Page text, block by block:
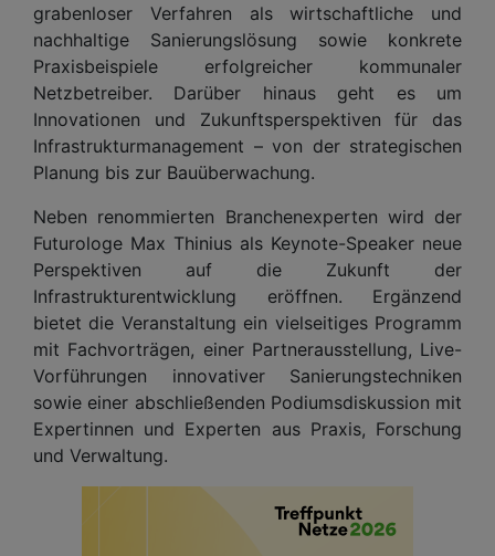
grabenloser Verfahren als wirtschaftliche und
nachhaltige Sanierungslösung sowie konkrete
Praxisbeispiele erfolgreicher kommunaler
Netzbetreiber. Darüber hinaus geht es um
Innovationen und Zukunftsperspektiven für das
Infrastrukturmanagement – von der strategischen
Planung bis zur Bauüberwachung.
Neben renommierten Branchenexperten wird der
Futurologe Max Thinius als Keynote-Speaker neue
Perspektiven auf die Zukunft der
Infrastrukturentwicklung eröffnen. Ergänzend
bietet die Veranstaltung ein vielseitiges Programm
mit Fachvorträgen, einer Partnerausstellung, Live-
Vorführungen innovativer Sanierungstechniken
sowie einer abschließenden Podiumsdiskussion mit
Expertinnen und Experten aus Praxis, Forschung
und Verwaltung.